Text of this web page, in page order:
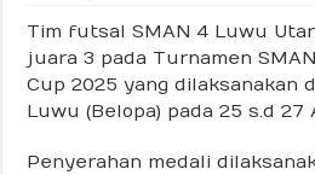
Tim futsal SMAN 4 Luwu
juara 3 pada Turnamen
Cup 2025 yang dilaksanakan
Luwu (Belopa) pada 25 s.d 27
Penyerahan medali